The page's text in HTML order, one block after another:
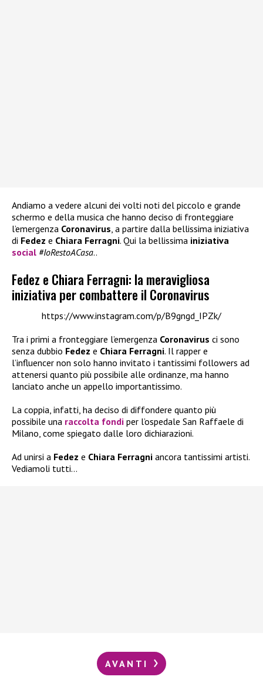
Andiamo a vedere alcuni dei volti noti del piccolo e grande
schermo e della musica che hanno deciso di fronteggiare
l’emergenza Coronavirus, a partire dalla bellissima iniziativa
di Fedez e Chiara Ferragni. Qui la bellissima iniziativa
social #IoRestoACasa..
Fedez e Chiara Ferragni: la meravigliosa
iniziativa per combattere il Coronavirus
https://www.instagram.com/p/B9gngd_IPZk/
Tra i primi a fronteggiare l’emergenza Coronavirus ci sono
senza dubbio Fedez e Chiara Ferragni. Il rapper e
l’influencer non solo hanno invitato i tantissimi followers ad
attenersi quanto più possibile alle ordinanze, ma hanno
lanciato anche un appello importantissimo.
La coppia, infatti, ha deciso di diffondere quanto più
possibile una raccolta fondi per l’ospedale San Raffaele di
Milano, come spiegato dalle loro dichiarazioni.
Ad unirsi a Fedez e Chiara Ferragni ancora tantissimi artisti.
Vediamoli tutti…
AVANTI